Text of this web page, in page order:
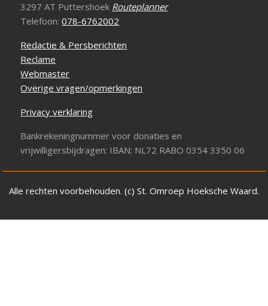
3297 AT Puttershoek Routeplanner
Telefoon:078-6762002
Redactie & Persberichten
Reclame
Webmaster
Overige vragen/opmerkingen
Privacy verklaring
Bankrekeningnummer voor donaties en
vrijwilligersbijdragen: IBAN: NL72 RABO 0354 3350 06
Alle rechten voorbehouden. (c) St. Omroep Hoeksche Waard.